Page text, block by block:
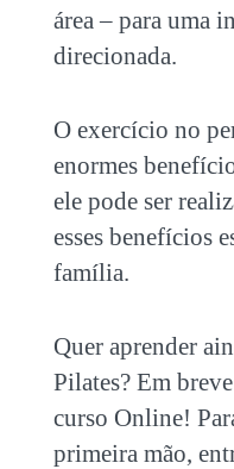
área – para uma
direcionada.
O exercício no
enormes
ele pode ser
esses benefícios
família.
Quer aprender
Pilates? Em
curso Online!
primeira mão,